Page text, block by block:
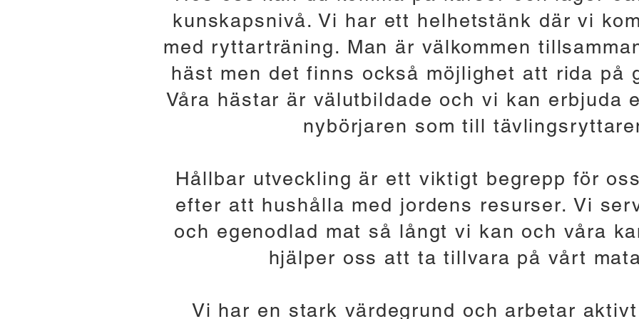
kunskapsnivå. Vi har ett helhetstänk där vi
med ryttarträning. Man är välkommen
häst men det finns också möjlighet att rida på
Våra hästar är välutbildade och vi kan erbjuda
nybörjaren som till
Hållbar utveckling är ett viktigt begrepp för
efter att hushålla med jordens resurser. Vi
och egenodlad mat så långt vi kan och våra
hjälper oss att ta tillvara på vårt
Vi har en stark värdegrund och arbetar